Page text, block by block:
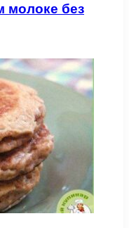
молоке без